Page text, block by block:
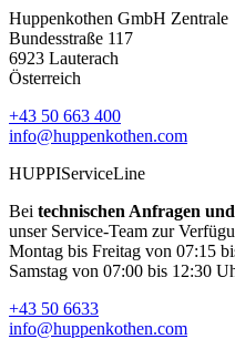
Huppenkothen GmbH Zentrale
Bundesstraße 117
6923 Lauterach
Österreich
+43 50 663 400
info@huppenkothen.com
HUPPIServiceLine
Bei technischen Anfragen
unser Service-Team zur
Montag bis Freitag von 07:15
Samstag von 07:00 bis 12:30
+43 50 6633
info@huppenkothen.com